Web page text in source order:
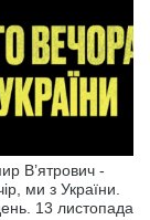
В’ятрович -
ми з України.
13 листопада